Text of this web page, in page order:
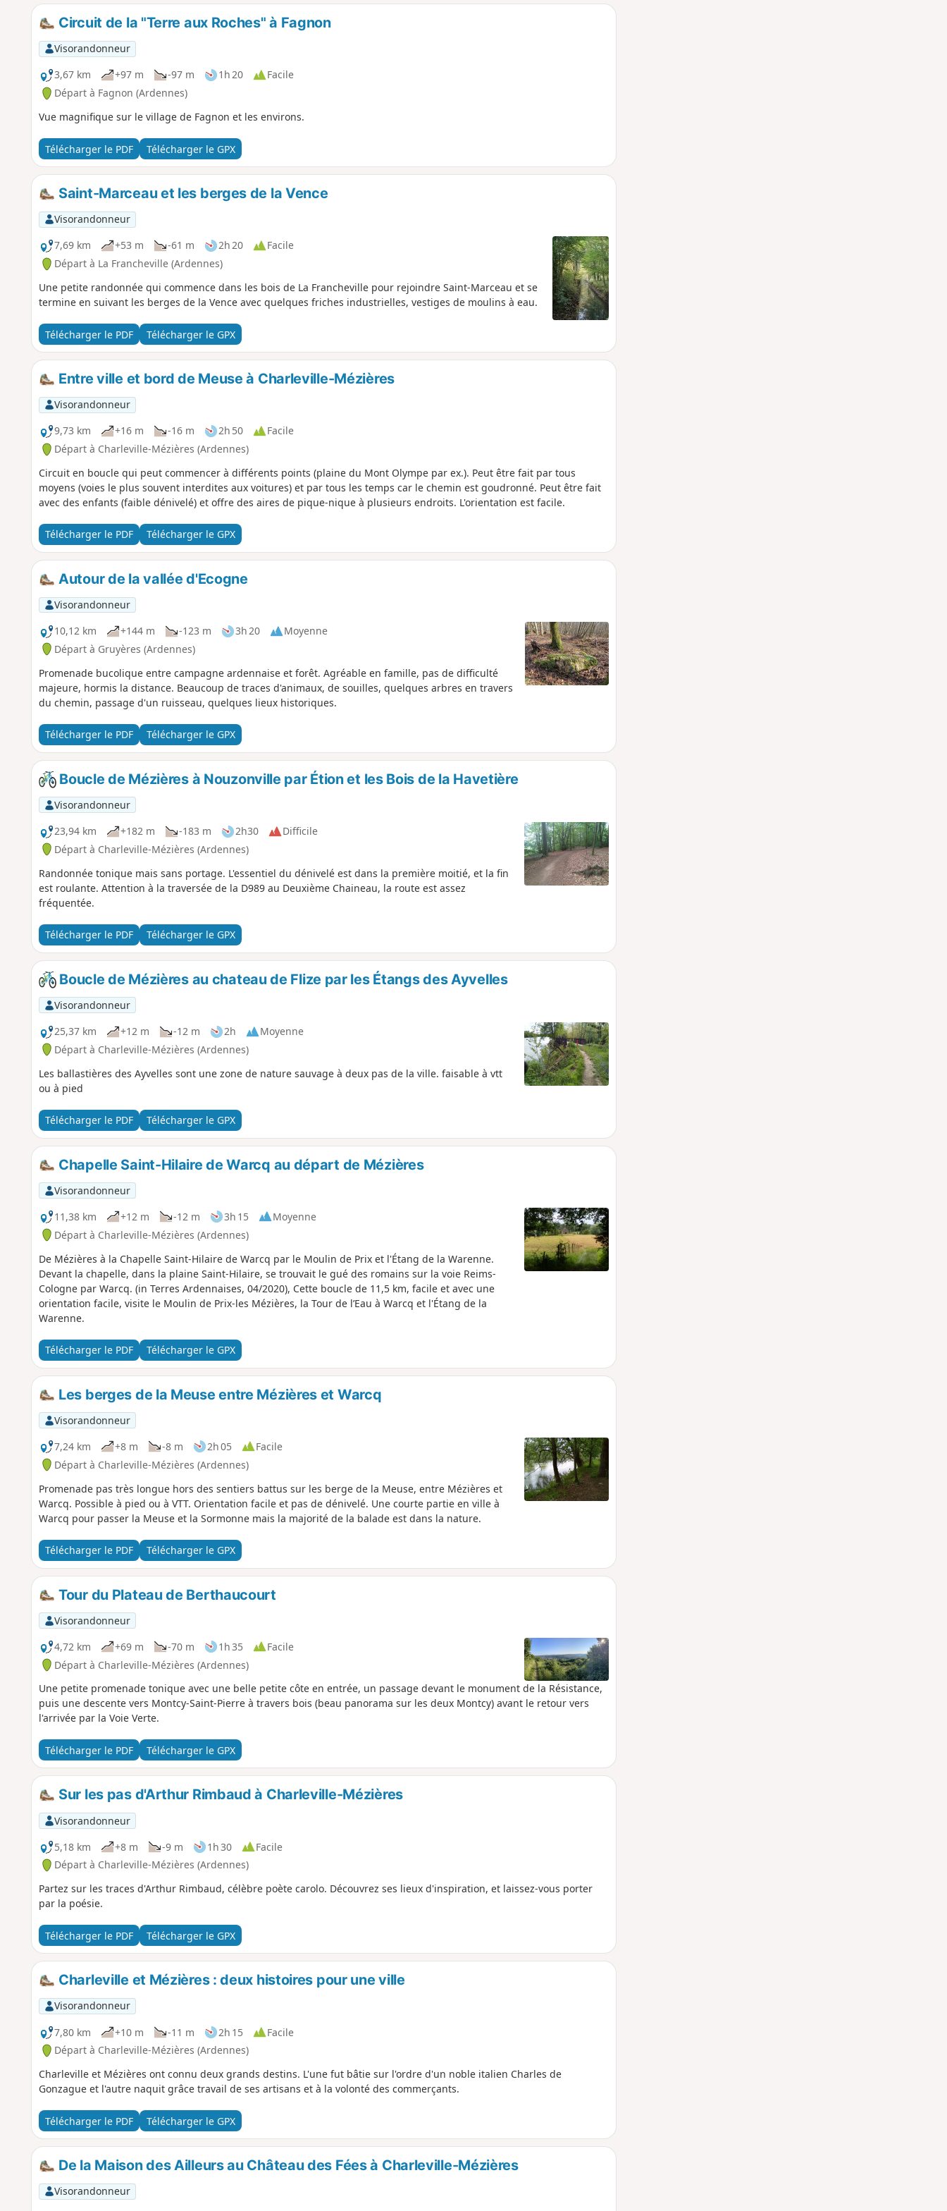
Circuit de la "Terre aux Roches" à Fagnon
Visorandonneur
3,67 km
+97 m -97 m 1h 20
Facile
Départ à Fagnon (Ardennes)
Vue magnifique sur le village de Fagnon et les environs.
Télécharger le PDF Télécharger le GPX
Saint-Marceau et les berges de la Vence
Visorandonneur
7,69 km
+53 m -61 m 2h 20
Facile
Départ à La Francheville (Ardennes)
Une petite randonnée qui commence dans les bois de La Francheville pour rejoindre Saint-Marceau et se
termine en suivant les berges de la Vence avec quelques friches industrielles, vestiges de moulins à eau.
Télécharger le PDF Télécharger le GPX
Entre ville et bord de Meuse à Charleville-Mézières
Visorandonneur
9,73 km
+16 m -16 m 2h 50
Facile
Départ à Charleville-Mézières (Ardennes)
Circuit en boucle qui peut commencer à différents points (plaine du Mont Olympe par ex.). Peut être fait par tous
moyens (voies le plus souvent interdites aux voitures) et par tous les temps car le chemin est goudronné. Peut être fait
avec des enfants (faible dénivelé) et offre des aires de pique-nique à plusieurs endroits. L'orientation est facile.
Télécharger le PDF Télécharger le GPX
Autour de la vallée d'Ecogne
Visorandonneur
10,12 km
+144 m -123 m 3h 20
Moyenne
Départ à Gruyères (Ardennes)
Promenade bucolique entre campagne ardennaise et forêt. Agréable en famille, pas de difficulté
majeure, hormis la distance. Beaucoup de traces d'animaux, de souilles, quelques arbres en travers
du chemin, passage d'un ruisseau, quelques lieux historiques.
Télécharger le PDF Télécharger le GPX
Boucle de Mézières à Nouzonville par Étion et les Bois de la Havetière
Visorandonneur
23,94 km
+182 m -183 m 2h30
Difficile
Départ à Charleville-Mézières (Ardennes)
Randonnée tonique mais sans portage. L'essentiel du dénivelé est dans la première moitié, et la fin
est roulante. Attention à la traversée de la D989 au Deuxième Chaineau, la route est assez
fréquentée.
Télécharger le PDF Télécharger le GPX
Boucle de Mézières au chateau de Flize par les Étangs des Ayvelles
Visorandonneur
25,37 km
+12 m -12 m 2h
Moyenne
Départ à Charleville-Mézières (Ardennes)
Les ballastières des Ayvelles sont une zone de nature sauvage à deux pas de la ville. faisable à vtt
ou à pied
Télécharger le PDF Télécharger le GPX
Chapelle Saint-Hilaire de Warcq au départ de Mézières
Visorandonneur
11,38 km
+12 m -12 m 3h 15
Moyenne
Départ à Charleville-Mézières (Ardennes)
De Mézières à la Chapelle Saint-Hilaire de Warcq par le Moulin de Prix et l'Étang de la Warenne.
Devant la chapelle, dans la plaine Saint-Hilaire, se trouvait le gué des romains sur la voie Reims-
Cologne par Warcq. (in Terres Ardennaises, 04/2020), Cette boucle de 11,5 km, facile et avec une
orientation facile, visite le Moulin de Prix-les Mézières, la Tour de l’Eau à Warcq et l'Étang de la
Warenne.
Télécharger le PDF Télécharger le GPX
Les berges de la Meuse entre Mézières et Warcq
Visorandonneur
7,24 km
+8 m -8 m 2h 05
Facile
Départ à Charleville-Mézières (Ardennes)
Promenade pas très longue hors des sentiers battus sur les berge de la Meuse, entre Mézières et
Warcq. Possible à pied ou à VTT. Orientation facile et pas de dénivelé. Une courte partie en ville à
Warcq pour passer la Meuse et la Sormonne mais la majorité de la balade est dans la nature.
Télécharger le PDF Télécharger le GPX
Tour du Plateau de Berthaucourt
Visorandonneur
4,72 km
+69 m -70 m 1h 35
Facile
Départ à Charleville-Mézières (Ardennes)
Une petite promenade tonique avec une belle petite côte en entrée, un passage devant le monument de la Résistance,
puis une descente vers Montcy-Saint-Pierre à travers bois (beau panorama sur les deux Montcy) avant le retour vers
l'arrivée par la Voie Verte.
Télécharger le PDF Télécharger le GPX
Sur les pas d'Arthur Rimbaud à Charleville-Mézières
Visorandonneur
5,18 km
+8 m -9 m 1h 30
Facile
Départ à Charleville-Mézières (Ardennes)
Partez sur les traces d'Arthur Rimbaud, célèbre poète carolo. Découvrez ses lieux d'inspiration, et laissez-vous porter
par la poésie.
Télécharger le PDF Télécharger le GPX
Charleville et Mézières : deux histoires pour une ville
Visorandonneur
7,80 km
+10 m -11 m 2h 15
Facile
Départ à Charleville-Mézières (Ardennes)
Charleville et Mézières ont connu deux grands destins. L'une fut bâtie sur l'ordre d'un noble italien Charles de
Gonzague et l'autre naquit grâce travail de ses artisans et à la volonté des commerçants.
Télécharger le PDF Télécharger le GPX
De la Maison des Ailleurs au Château des Fées à Charleville-Mézières
Visorandonneur